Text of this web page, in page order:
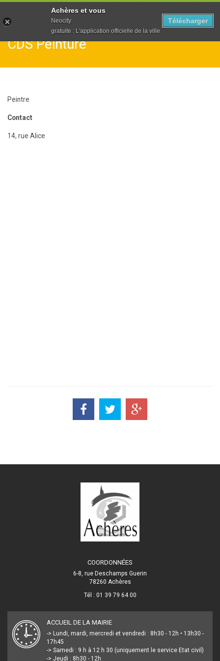
CDS Peinture
Peintre
Contact
14, rue Alice
COORDONNÉES
6-8, rue Deschamps Guerin
78260 Achères
Tél : 01 39 79 64 00
ACCUEIL DE LA MAIRIE
-> Lundi, mardi, mercredi et vendredi : 8h30 - 12h • 13h30 -
17h45
-> Samedi : 9 h à 12 h 30 (uniquement le service Etat civil)
-> Jeudi : 8h30 - 12h
Achères et vous
Neocity
gratuite : L'application officielle de la ville
Télécharger